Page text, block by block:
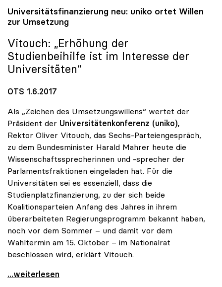
Universitätsfinanzierung neu: uniko ortet Willen
zur Umsetzung
Vitouch: „Erhöhung der
Studienbeihilfe ist im Interesse der
Universitäten“
OTS 1.6.2017
Als „Zeichen des Umsetzungswillens“ wertet der
Präsident der Universitätenkonferenz (uniko),
Rektor Oliver Vitouch, das Sechs-Parteiengespräch,
zu dem Bundesminister Harald Mahrer heute die
Wissenschaftssprecherinnen und -sprecher der
Parlamentsfraktionen eingeladen hat. Für die
Universitäten sei es essenziell, dass die
Studienplatzfinanzierung, zu der sich beide
Koalitionsparteien Anfang des Jahres in ihrem
überarbeiteten Regierungsprogramm bekannt haben,
noch vor dem Sommer – und damit vor dem
Wahltermin am 15. Oktober – im Nationalrat
beschlossen wird, erklärt Vitouch.
Universitätsfinanzierung neu: uniko ortet Willen
...weiterlesen